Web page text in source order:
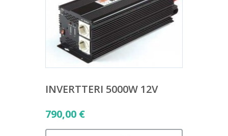
INVERTTERI 5000W 12V
790,00 €